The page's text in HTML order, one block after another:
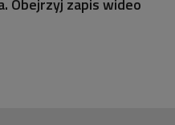
Obejrzyj zapis wideo